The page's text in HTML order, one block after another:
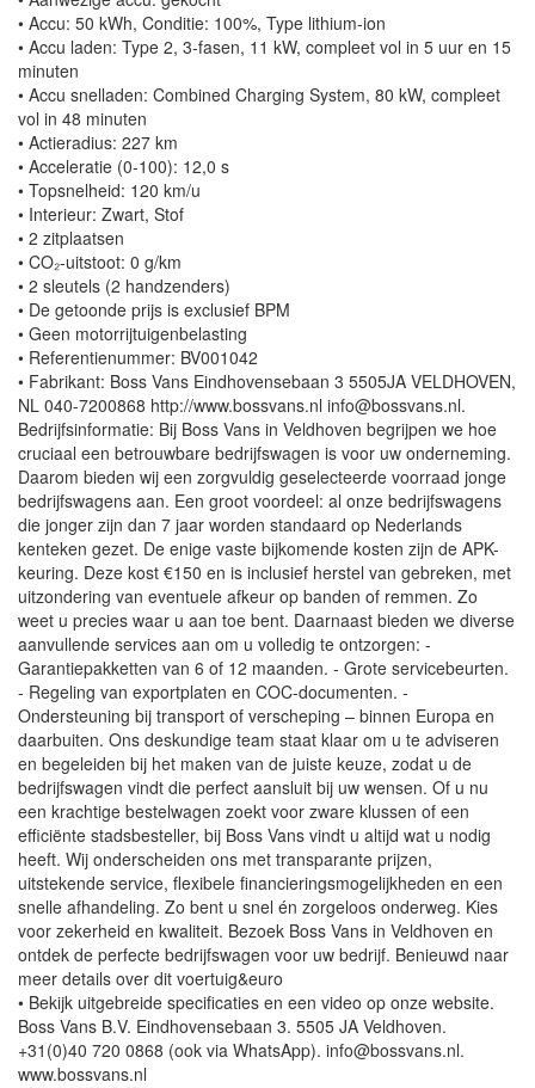
• Accu: 50 kWh, Conditie: 100%, Type lithium-ion
• Accu laden: Type 2, 3-fasen, 11 kW, compleet vol in 5 uur en 15
minuten
• Accu snelladen: Combined Charging System, 80 kW, compleet
vol in 48 minuten
• Actieradius: 227 km
• Acceleratie (0-100): 12,0 s
• Topsnelheid: 120 km/u
• Interieur: Zwart, Stof
• 2 zitplaatsen
• CO₂-uitstoot: 0 g/km
• 2 sleutels (2 handzenders)
• De getoonde prijs is exclusief BPM
• Geen motorrijtuigenbelasting
• Referentienummer: BV001042
• Fabrikant: Boss Vans Eindhovensebaan 3 5505JA VELDHOVEN,
NL 040-7200868 http://www.bossvans.nl info@bossvans.nl.
Bedrijfsinformatie: Bij Boss Vans in Veldhoven begrijpen we hoe
cruciaal een betrouwbare bedrijfswagen is voor uw onderneming.
Daarom bieden wij een zorgvuldig geselecteerde voorraad jonge
bedrijfswagens aan. Een groot voordeel: al onze bedrijfswagens
die jonger zijn dan 7 jaar worden standaard op Nederlands
kenteken gezet. De enige vaste bijkomende kosten zijn de APK-
keuring. Deze kost €150 en is inclusief herstel van gebreken, met
uitzondering van eventuele afkeur op banden of remmen. Zo
weet u precies waar u aan toe bent. Daarnaast bieden we diverse
aanvullende services aan om u volledig te ontzorgen: -
Garantiepakketten van 6 of 12 maanden. - Grote servicebeurten.
- Regeling van exportplaten en COC-documenten. -
Ondersteuning bij transport of verscheping – binnen Europa en
daarbuiten. Ons deskundige team staat klaar om u te adviseren
en begeleiden bij het maken van de juiste keuze, zodat u de
bedrijfswagen vindt die perfect aansluit bij uw wensen. Of u nu
een krachtige bestelwagen zoekt voor zware klussen of een
efficiënte stadsbesteller, bij Boss Vans vindt u altijd wat u nodig
heeft. Wij onderscheiden ons met transparante prijzen,
uitstekende service, flexibele financieringsmogelijkheden en een
snelle afhandeling. Zo bent u snel én zorgeloos onderweg. Kies
voor zekerheid en kwaliteit. Bezoek Boss Vans in Veldhoven en
ontdek de perfecte bedrijfswagen voor uw bedrijf. Benieuwd naar
meer details over dit voertuig&euro
• Bekijk uitgebreide specificaties en een video op onze website.
Boss Vans B.V. Eindhovensebaan 3. 5505 JA Veldhoven.
+31(0)40 720 0868 (ook via WhatsApp). info@bossvans.nl.
www.bossvans.nl